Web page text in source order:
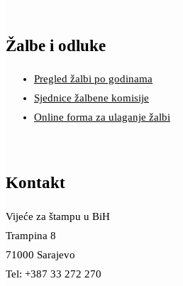
Žalbe i odluke
Pregled žalbi po godinama
Sjednice žalbene komisije
Online forma za ulaganje žalbi
Kontakt
Vijeće za štampu u BiH
Trampina 8
71000 Sarajevo
Tel: +387 33 272 270